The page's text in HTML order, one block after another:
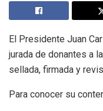
El Presidente Juan
jurada de donantes a
sellada, firmada y
Para conocer su